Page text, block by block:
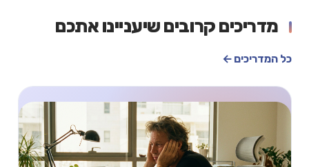
מדריכים קרובים שיעניינו אתכם
כל המדריכים ←